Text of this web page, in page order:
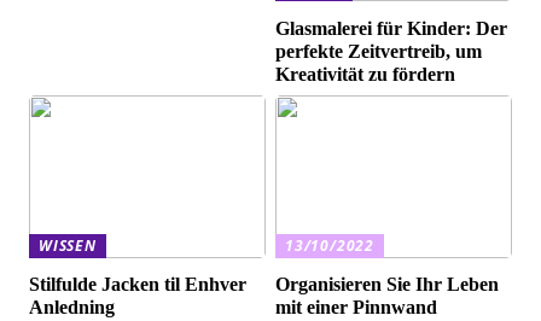
Glasmalerei für Kinder: Der
perfekte Zeitvertreib, um
Kreativität zu fördern
WISSEN
Stilfulde Jacken til Enhver
Anledning
13/10/2022
Organisieren Sie Ihr Leben
mit einer Pinnwand